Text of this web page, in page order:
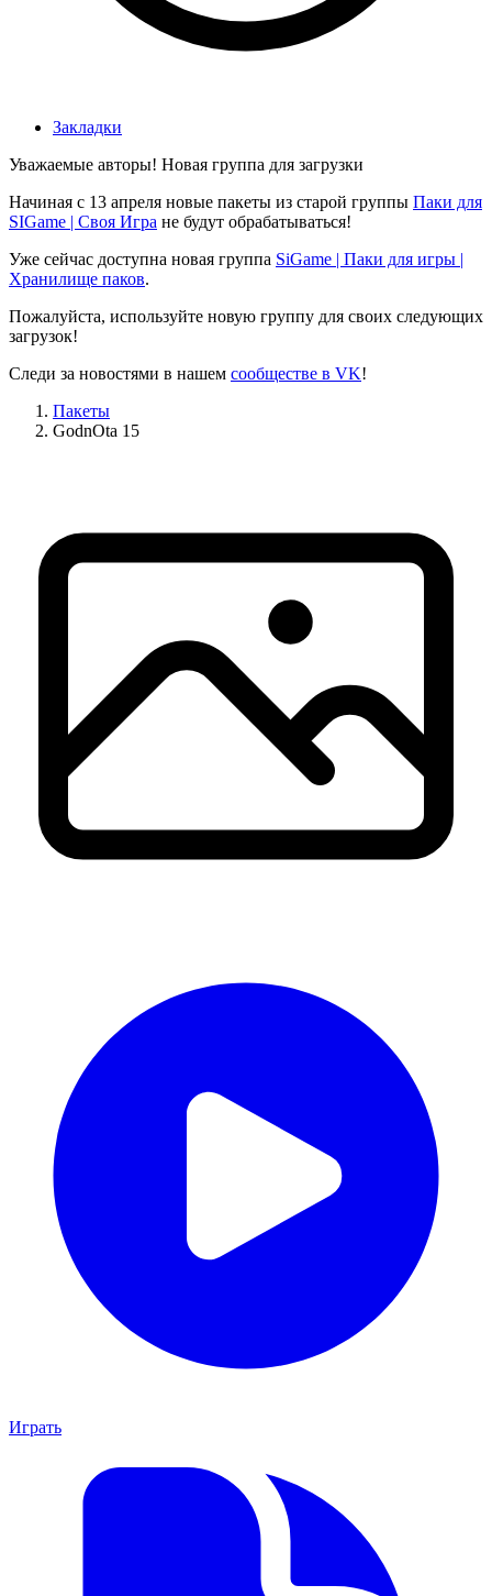
Закладки
Уважаемые авторы! Новая группа для загрузки
Начиная с 13 апреля новые пакеты из старой группы Паки для
SIGame | Своя Игра не будут обрабатываться!
Уже сейчас доступна новая группа SiGame | Паки для игры |
Хранилище паков.
Пожалуйста, используйте новую группу для своих следующих
загрузок!
Следи за новостями в нашем сообществе в VK!
Пакеты
GodnOta 15
Играть